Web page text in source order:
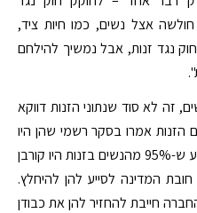
אצל נשים, כמו חיות ציד,
נגד זנות, אבל נמשיך להילחם
זה לא סוד שנתוני הזנות דווקא
למרות ש-75% מהנשים הזנות אמרו בסקר רשמי שהן היו
רוצות להיחלץ ממעגל הזנות. עוד ידוע ש-95% מהנשים בזנות היו קורבן
המדינה לסייע להן להיחלץ.
חייבת להחזיר להן את כבודן